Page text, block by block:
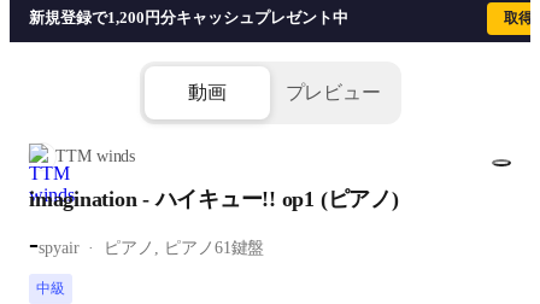
新規登録で1,200円分キャッシュプレゼント中 取得
動画 プレビュー
TTM winds
imagination - ハイキュー!! op1 (ピアノ)
-spyair ピアノ, ピアノ61鍵盤
中級